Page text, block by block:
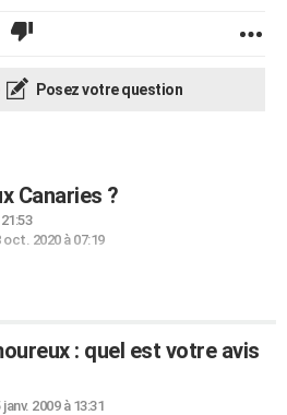
Posez votre question
Canaries ?
oct. 2020 à 07:19
: quel est votre avis
janv. 2009 à 13:31